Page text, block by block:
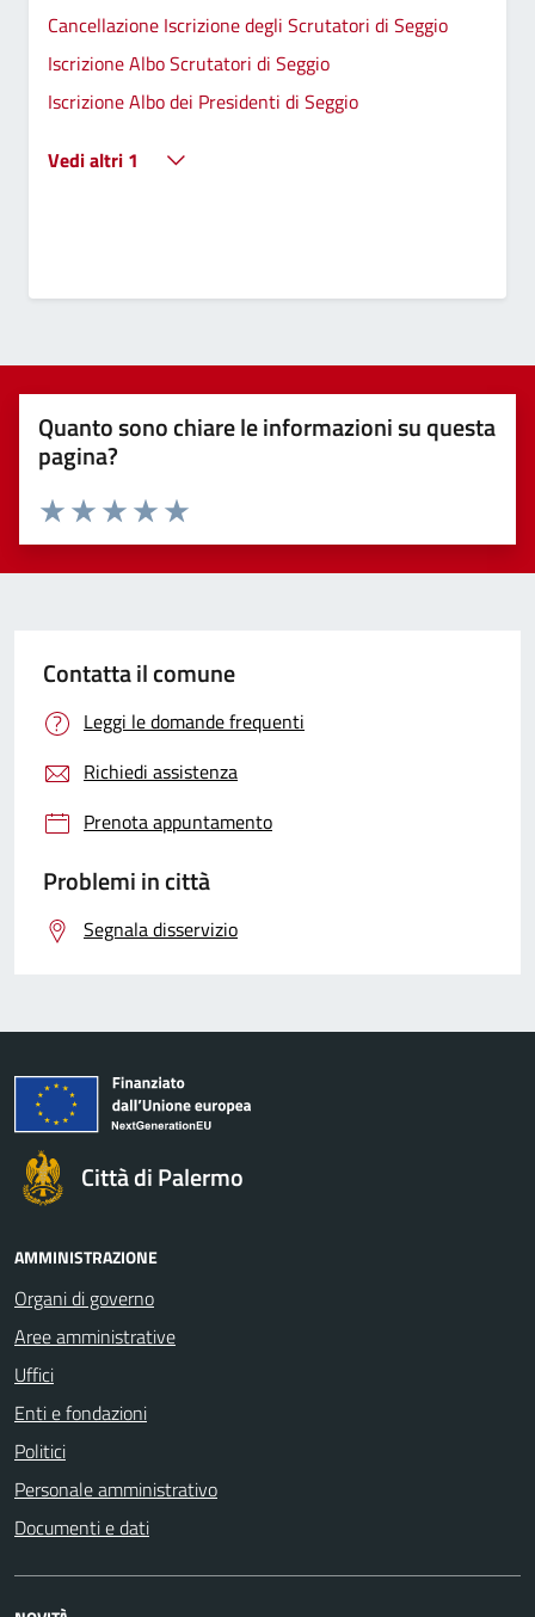
Cancellazione Iscrizione degli Scrutatori di Seggio
Iscrizione Albo Scrutatori di Seggio
Iscrizione Albo dei Presidenti di Seggio
Vedi altri 1
Quanto sono chiare le informazioni su questa
pagina?
Valuta 5 stelle su 5
Valuta 4 stelle su 5
Valuta 3 stelle su 5
Valuta 2 stelle su 5
Valuta 1 stelle su 5
Contatta il comune
Leggi le domande frequenti
Richiedi assistenza
Prenota appuntamento
Problemi in città
Segnala disservizio
Città di Palermo
AMMINISTRAZIONE
Organi di governo
Aree amministrative
Uffici
Enti e fondazioni
Politici
Personale amministrativo
Documenti e dati